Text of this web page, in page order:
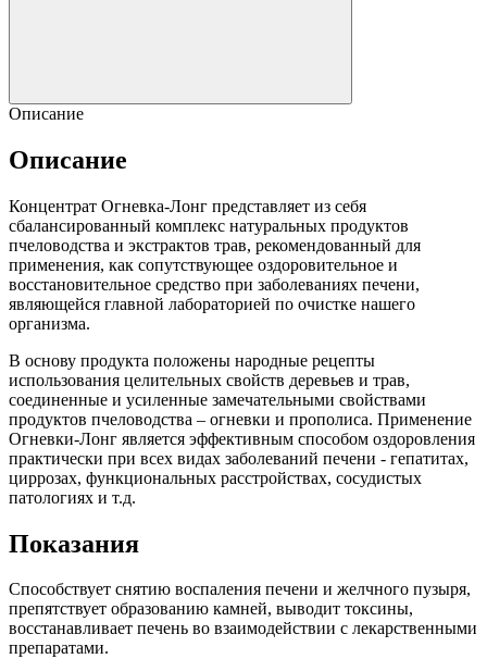
Описание
Описание
Концентрат Огневка-Лонг представляет из себя
сбалансированный комплекс натуральных продуктов
пчеловодства и экстрактов трав, рекомендованный для
применения, как сопутствующее оздоровительное и
восстановительное средство при заболеваниях печени,
являющейся главной лабораторией по очистке нашего
организма.
В основу продукта положены народные рецепты
использования целительных свойств деревьев и трав,
соединенные и усиленные замечательными свойствами
продуктов пчеловодства – огневки и прополиса. Применение
Огневки-Лонг является эффективным способом оздоровления
практически при всех видах заболеваний печени - гепатитах,
циррозах, функциональных расстройствах, сосудистых
патологиях и т.д.
Показания
Способствует снятию воспаления печени и желчного пузыря,
препятствует образованию камней, выводит токсины,
восстанавливает печень во взаимодействии с лекарственными
препаратами.